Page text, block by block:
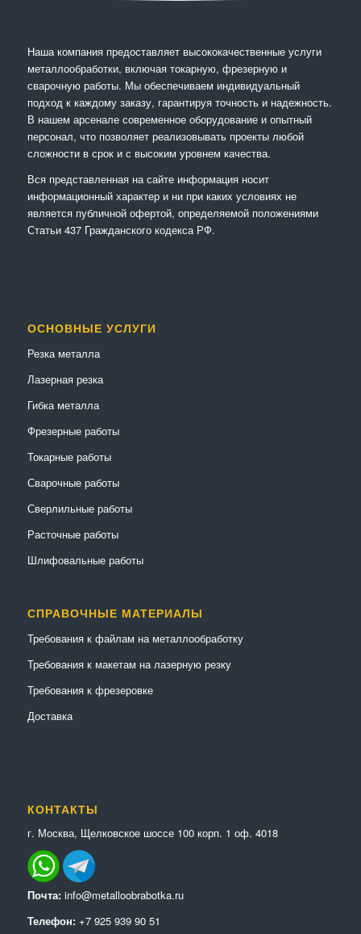
Наша компания предоставляет высококачественные услуги
металлообработки, включая токарную, фрезерную и
сварочную работы. Мы обеспечиваем индивидуальный
подход к каждому заказу, гарантируя точность и надежность.
В нашем арсенале современное оборудование и опытный
персонал, что позволяет реализовывать проекты любой
сложности в срок и с высоким уровнем качества.
Вся представленная на сайте информация носит
информационный характер и ни при каких условиях не
является публичной офертой, определяемой положениями
Статьи 437 Гражданского кодекса РФ.
ОСНОВНЫЕ УСЛУГИ
Резка металла
Лазерная резка
Гибка металла
Фрезерные работы
Токарные работы
Сварочные работы
Сверлильные работы
Расточные работы
Шлифовальные работы
СПРАВОЧНЫЕ МАТЕРИАЛЫ
Требования к файлам на металлообработку
Требования к макетам на лазерную резку
Требования к фрезеровке
Доставка
КОНТАКТЫ
г. Москва, Щелковское шоссе 100 корп. 1 оф. 4018
Почта: info@metalloobrabotka.ru
Телефон: +7 925 939 90 51